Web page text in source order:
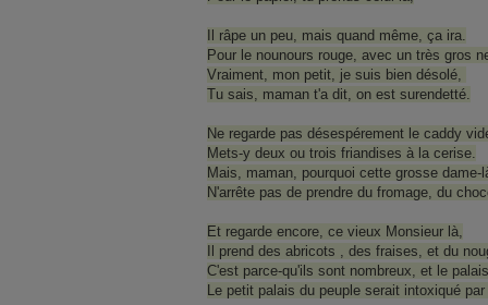
Il râpe un peu, mais quand même, ça ira.
Pour le nounours rouge, avec un très gros
Vraiment, mon petit, je suis bien désolé,
Tu sais, maman t'a dit, on est surendetté.
Ne regarde pas désespérement le caddy
Mets-y deux ou trois friandises à la cerise.
Mais, maman, pourquoi cette grosse dame-
N'arrête pas de prendre du fromage, du
Et regarde encore, ce vieux Monsieur là,
Il prend des abricots , des fraises, et du
C'est parce-qu'ils sont nombreux, et le
Le petit palais du peuple serait intoxiqué